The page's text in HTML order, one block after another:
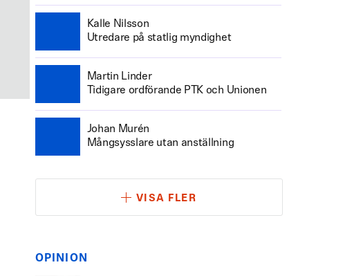
Kalle Nilsson
Utredare på statlig myndighet
Martin Linder
Tidigare ordförande PTK och Unionen
Johan Murén
Mångsysslare utan anställning
VISA FLER
OPINION